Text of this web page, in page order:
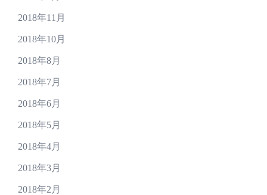
2018年11月
2018年10月
2018年8月
2018年7月
2018年6月
2018年5月
2018年4月
2018年3月
2018年2月